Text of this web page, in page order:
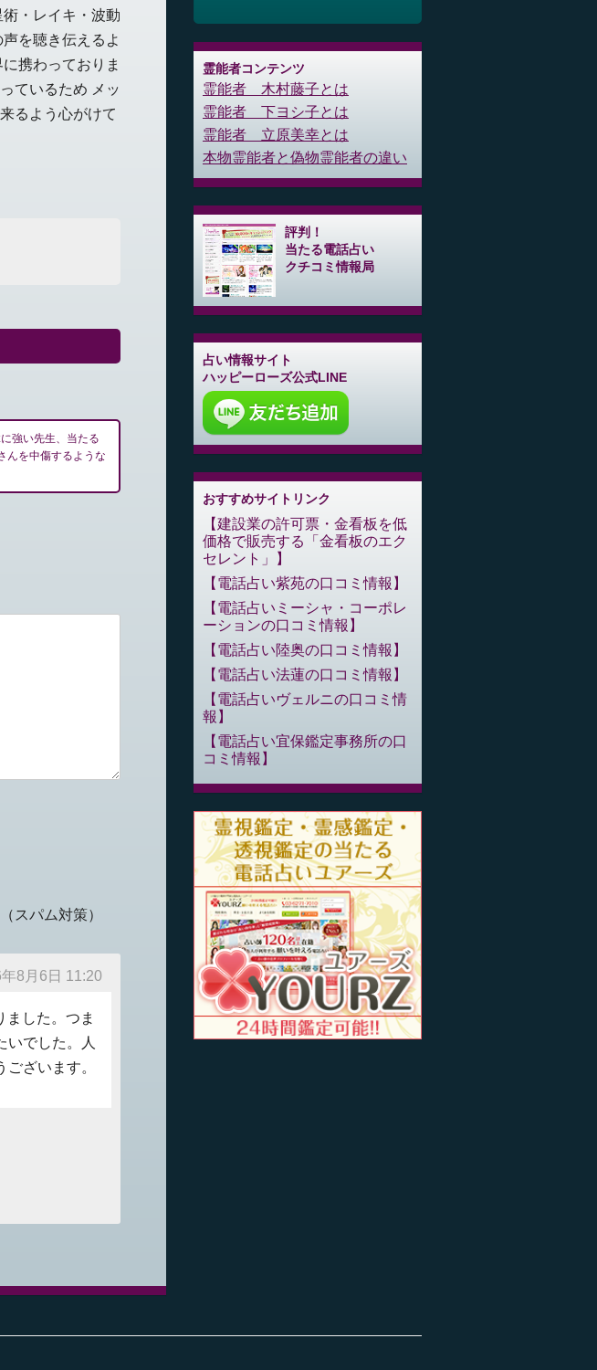
・レイキ・波動
を聴き伝えるよ
携わっておりま
ているため メッ
るよう心がけて
強い先生、当たる
んを中傷するような
スパム対策）
8月6日 11:20
した。つま
いでした。人
ざいます。
霊能者コンテンツ
霊能者 木村藤子とは
霊能者 下ヨシ子とは
霊能者 立原美幸とは
本物霊能者と偽物霊能者の違い
評判！
当たる電話占い
クチコミ情報局
占い情報サイト
ハッピーローズ公式LINE
おすすめサイトリンク
建設業の許可票・金看板を低
価格で販売する「金看板のエク
セレント」
電話占い紫苑の口コミ情報
電話占いミーシャ・コーポレ
ーションの口コミ情報
電話占い陸奥の口コミ情報
電話占い法蓮の口コミ情報
電話占いヴェルニの口コミ情
報
電話占い宜保鑑定事務所の口
コミ情報